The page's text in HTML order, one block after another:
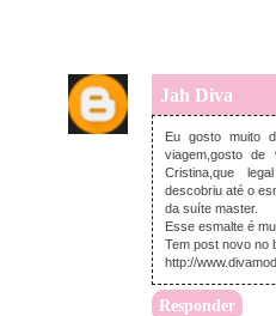
Jah Diva
Eu gosto muito
viagem,gosto
Cristina,que
descobriu até o
da suíte master.
Esse esmalte é
Tem post novo no
http://
Responder